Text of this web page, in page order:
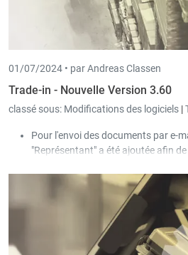
01/07/2024 • par Andreas Classen
Trade-in - Nouvelle Version 3.60
classé sous: Modifications des logiciels |
Pour l'envoi des documents par e-
"Représentant" a été ajoutée afin
Pour l'envoi des documents par e-
"Personne de contact - Adresse de
a été ajoutée afin de identifier
Dans la base des articles, un
de saisir des données spécifiques